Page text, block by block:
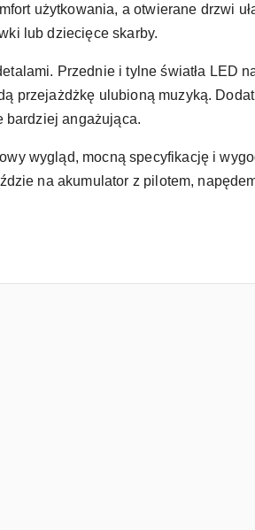
użytkowania, a otwierane drzwi
lub dziecięce skarby.
Przednie i tylne światła LED
przejażdżkę ulubioną muzyką.
bardziej angażująca.
wygląd, mocną specyfikację i
na akumulator z pilotem,